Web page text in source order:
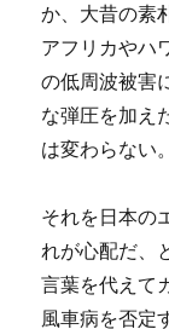
か、大昔の素
アフリカやハ
の低周波被害
な弾圧を加え
は変わらない
それを日本の
れが心配だ、
言葉を代えて
風車病を否定